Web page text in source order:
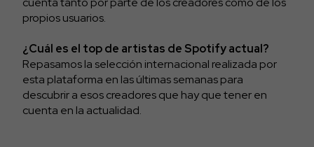
propios usuarios.
¿Cuál es el top de artistas de Spotify actual?
Repasamos la selección internacional realizada por
esta plataforma en las últimas semanas para
descubrir a esos creadores que hay que tener en
cuenta en la actualidad.